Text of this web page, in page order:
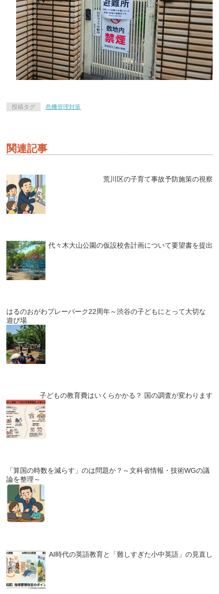
投稿タグ 危機管理対策
関連記事
荒川区の子育て事故予防施策の視察
代々木大山公園の仮設校舎計画について要望書を提出
はるのおがわプレーパーク22周年～渋谷の子どもにとって大切な
遊び場
子どもの教育費はいくらかかる？ 国の調査が変わります
「算国の時数を減らす」のは問題か？～文科省情報・技術WGの議
論を整理～
AI時代の英語教育と「難しすぎた小中英語」の見直し